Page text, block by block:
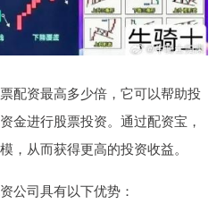
配资最高多少倍，它可以帮助投
金进行股票投资。通过配资宝，
，从而获得更高的投资收益。
公司具有以下优势：